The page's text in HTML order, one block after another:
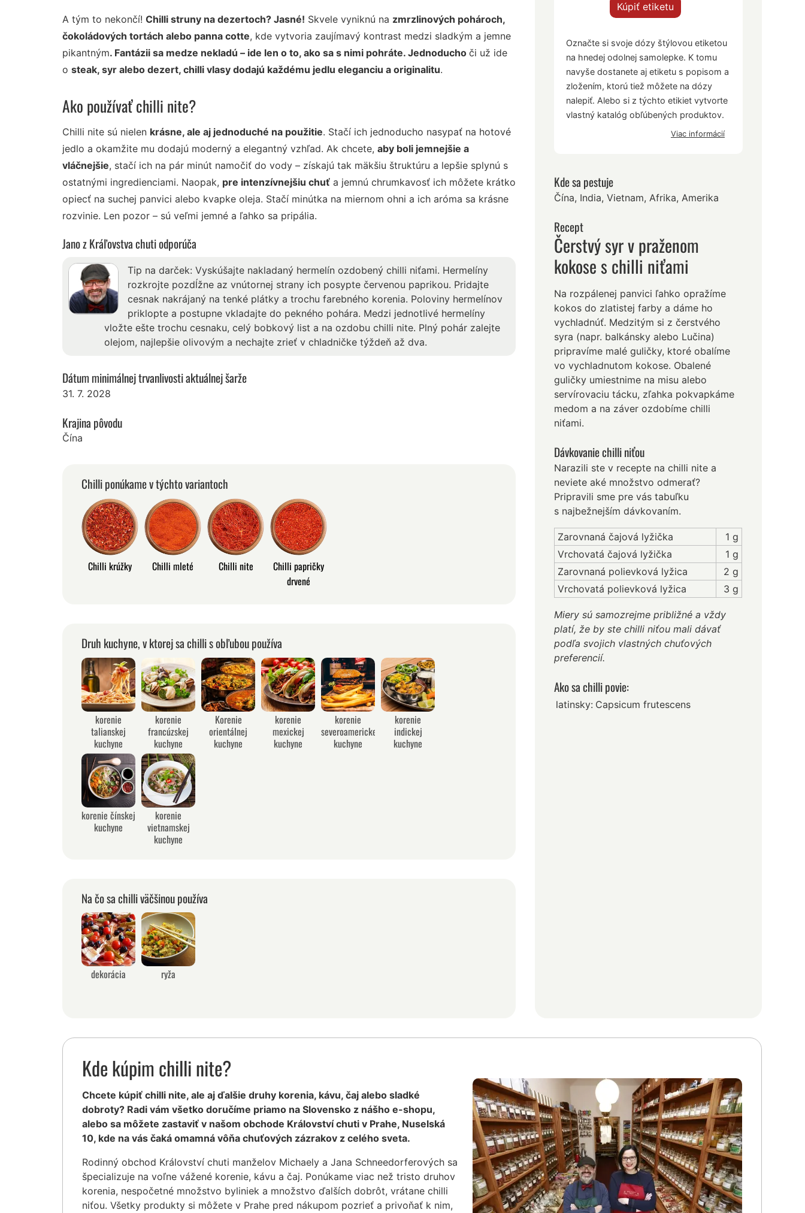
A tým to nekončí! Chilli struny na dezertoch? Jasné! Skvele vyniknú na zmrzlinových pohároch,
čokoládových tortách alebo panna cotte, kde vytvoria zaujímavý kontrast medzi sladkým a jemne
pikantným. Fantázii sa medze nekladú – ide len o to, ako sa s nimi pohráte. Jednoducho či už ide
o steak, syr alebo dezert, chilli vlasy dodajú každému jedlu eleganciu a originalitu.
Ako používať chilli nite?
Chilli nite sú nielen krásne, ale aj jednoduché na použitie. Stačí ich jednoducho nasypať na hotové
jedlo a okamžite mu dodajú moderný a elegantný vzhľad. Ak chcete, aby boli jemnejšie a
vláčnejšie, stačí ich na pár minút namočiť do vody – získajú tak mäkšiu štruktúru a lepšie splynú s
ostatnými ingredienciami. Naopak, pre intenzívnejšiu chuť a jemnú chrumkavosť ich môžete krátko
opiecť na suchej panvici alebo kvapke oleja. Stačí minútka na miernom ohni a ich aróma sa krásne
rozvinie. Len pozor – sú veľmi jemné a ľahko sa pripália.
Jano z Kráľovstva chuti odporúča
Tip na darček: Vyskúšajte nakladaný hermelín ozdobený chilli niťami. Hermelíny
rozkrojte pozdĺžne az vnútornej strany ich posypte červenou paprikou. Pridajte
cesnak nakrájaný na tenké plátky a trochu farebného korenia. Poloviny hermelínov
priklopte a postupne vkladajte do pekného pohára. Medzi jednotlivé hermelíny
vložte ešte trochu cesnaku, celý bobkový list a na ozdobu chilli nite. Plný pohár zalejte
olejom, najlepšie olivovým a nechajte zrieť v chladničke týždeň až dva.
Dátum minimálnej trvanlivosti aktuálnej šarže
31. 7. 2028
Krajina pôvodu
Čína
Chilli ponúkame v týchto variantoch
Chilli krúžky Chilli mleté Chilli nite
Chilli papričky
drvené
Druh kuchyne, v ktorej sa chilli s obľubou používa
korenie
talianskej
kuchyne
korenie
francúzskej
kuchyne
Korenie
orientálnej
kuchyne
korenie
mexickej
kuchyne
korenie
severoamerickej
kuchyne
korenie
indickej
kuchyne
korenie čínskej
kuchyne
korenie
vietnamskej
kuchyne
Na čo sa chilli väčšinou používa
dekorácia ryža
Kúpiť etiketu
Označte si svoje dózy štýlovou etiketou
na hnedej odolnej samolepke. K tomu
navyše dostanete aj etiketu s popisom a
zložením, ktorú tiež môžete na dózy
nalepiť. Alebo si z týchto etikiet vytvorte
vlastný katalóg obľúbených produktov.
Viac informácií
Kde sa pestuje
Čína, India, Vietnam, Afrika, Amerika
Recept
Čerstvý syr v praženom
kokose s chilli niťami
Na rozpálenej panvici ľahko opražíme
kokos do zlatistej farby a dáme ho
vychladnúť. Medzitým si z čerstvého
syra (napr. balkánsky alebo Lučina)
pripravíme malé guličky, ktoré obalíme
vo vychladnutom kokose. Obalené
guličky umiestnime na misu alebo
servírovaciu tácku, zľahka pokvapkáme
medom a na záver ozdobíme chilli
niťami.
Dávkovanie chilli niťou
Narazili ste v recepte na chilli nite a
neviete aké množstvo odmerať?
Pripravili sme pre vás tabuľku
s najbežnejším dávkovaním.
Zarovnaná čajová lyžička
1 g
Vrchovatá čajová lyžička
1 g
Zarovnaná polievková lyžica
2 g
Vrchovatá polievková lyžica
3 g
Miery sú samozrejme približné a vždy
platí, že by ste chilli niťou mali dávať
podľa svojich vlastných chuťových
preferencií.
Ako sa chilli povie:
latinsky: Capsicum frutescens
Kde kúpim chilli nite?
Chcete kúpiť chilli nite, ale aj ďalšie druhy korenia, kávu, čaj alebo sladké
dobroty? Radi vám všetko doručíme priamo na Slovensko z nášho e-shopu,
alebo sa môžete zastaviť v našom obchode Království chuti v Prahe, Nuselská
10, kde na vás čaká omamná vôňa chuťových zázrakov z celého sveta.
Rodinný obchod Království chuti manželov Michaely a Jana Schneedorferových sa
špecializuje na voľne vážené korenie, kávu a čaj. Ponúkame viac než tristo druhov
korenia, nespočetné množstvo byliniek a množstvo ďalších dobrôt, vrátane chilli
niťou. Všetky produkty si môžete v Prahe pred nákupom pozrieť a privoňať k nim,